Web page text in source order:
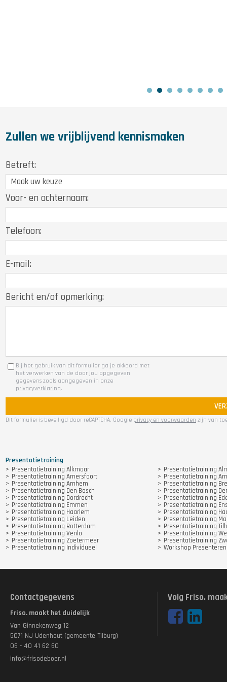
Zullen we vrijblijvend kennismaken
Betreft:
Voor- en achternaam:
Telefoon:
E-mail:
Bericht en/of opmerking:
Bij het gebruik van dit formulier ga je akkoord met
het verwerken van de door jou opgegeven
gegevens zoals aangegeven in onze
privacyverklaring.
Dit formulier is beveiligd door reCAPTCHA. Google privacy en voorwaarden zijn van
Presentatietraining
Presentatietraining Alkmaar
Presentatietraining
Presentatietraining Amersfoort
Presentatietraining
Presentatietraining Arnhem
Presentatietraining
Presentatietraining Den Bosch
Presentatietraining
Presentatietraining Dordrecht
Presentatietraining
Presentatietraining Emmen
Presentatietraining
Presentatietraining Haarlem
Presentatietraining
Presentatietraining Leiden
Presentatietraining
Presentatietraining Rotterdam
Presentatietraining
Presentatietraining Venlo
Presentatietraining
Presentatietraining Zoetermeer
Presentatietraining
Presentatietraining Individueel
Workshop Presenteren
Contactgegevens
Friso. maakt het duidelijk
Van Ginnekenweg 12
5071 NJ Udenhout (gemeente Tilburg)
06 - 40 41 62 60
info@frisodeboer.nl
Volg Friso.